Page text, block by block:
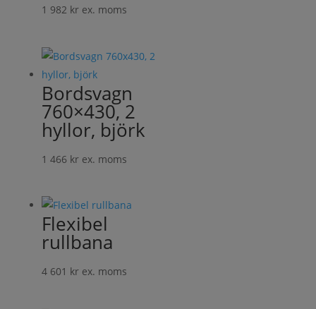
1 982 kr ex. moms
Bordsvagn
760×430, 2
hyllor, björk
1 466 kr ex. moms
Flexibel
rullbana
4 601 kr ex. moms